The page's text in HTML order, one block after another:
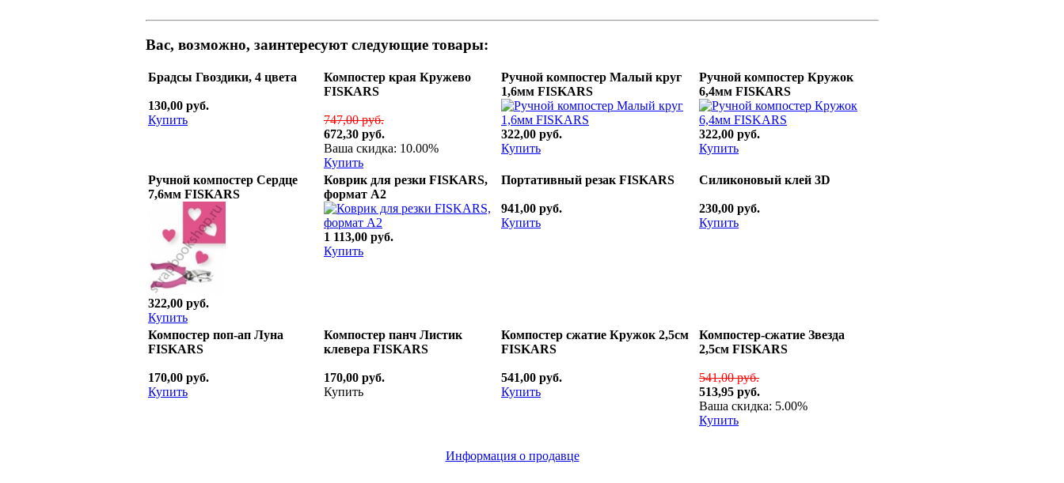
Вас, возможно, заинтересуют следующие товары:
Брадсы Гвоздики, 4 цвета
130,00 руб.
Купить
Компостер края Кружево
FISKARS
747,00 руб.
672,30 руб.
Ваша скидка: 10.00%
Купить
Ручной компостер Малый круг
1,6мм FISKARS
322,00 руб.
Купить
Ручной компостер Кружок
6,4мм FISKARS
322,00 руб.
Купить
Ручной компостер Сердце
7,6мм FISKARS
322,00 руб.
Купить
Коврик для резки FISKARS,
формат А2
1 113,00 руб.
Купить
Портативный резак FISKARS
941,00 руб.
Купить
Силиконовый клей 3D
230,00 руб.
Купить
Компостер поп-ап Луна
FISKARS
170,00 руб.
Купить
Компостер панч Листик
клевера FISKARS
170,00 руб.
Купить
Компостер сжатие Кружок 2,5см
FISKARS
541,00 руб.
Купить
Компостер-сжатие Звезда
2,5см FISKARS
541,00 руб.
513,95 руб.
Ваша скидка: 5.00%
Купить
Информация о продавце